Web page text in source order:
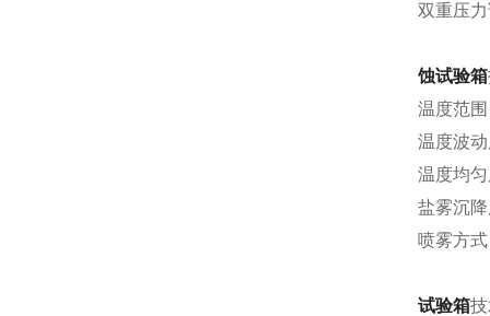
双重压
蚀试验箱
温度范
温度波
温度均
盐雾沉
喷雾方
试验箱